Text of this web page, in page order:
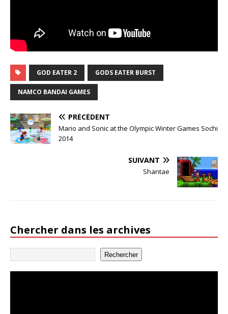
GOD EATER 2 GODS EATER BURST
NAMCO BANDAI GAMES
PRÉCÉDENT
Mario and Sonic at the Olympic Winter Games Sochi
2014
SUIVANT
Shantae
Chercher dans les archives
Rechercher